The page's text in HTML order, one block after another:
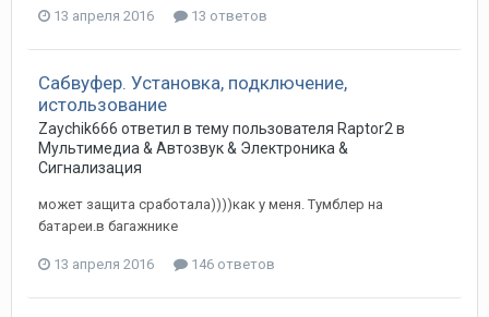
13 апреля 2016 13 ответов
Cабвуфер. Установка, подключение,
истользование
Zaychik666 ответил в тему пользователя Raptor2 в
Мультимедиа & Автозвук & Электроника &
Сигнализация
может защита сработала))))как у меня. Тумблер на
батареи.в багажнике
13 апреля 2016 146 ответов